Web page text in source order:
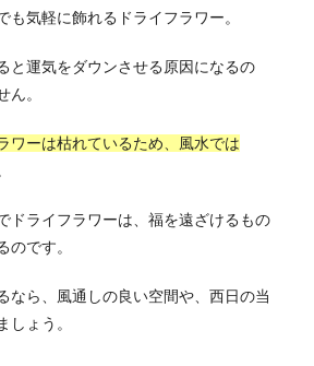
も気軽に飾れるドライフラワー。
と運気をダウンさせる原因になるの
ん。
ワーは枯れているため、風水では
ドライフラワーは、福を遠ざけるもの
のです。
なら、風通しの良い空間や、西日の当
しょう。